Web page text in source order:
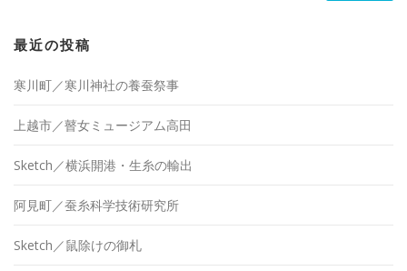
最近の投稿
寒川町／寒川神社の養蚕祭事
上越市／瞽女ミュージアム高田
Sketch／横浜開港・生糸の輸出
阿見町／蚕糸科学技術研究所
Sketch／鼠除けの御札